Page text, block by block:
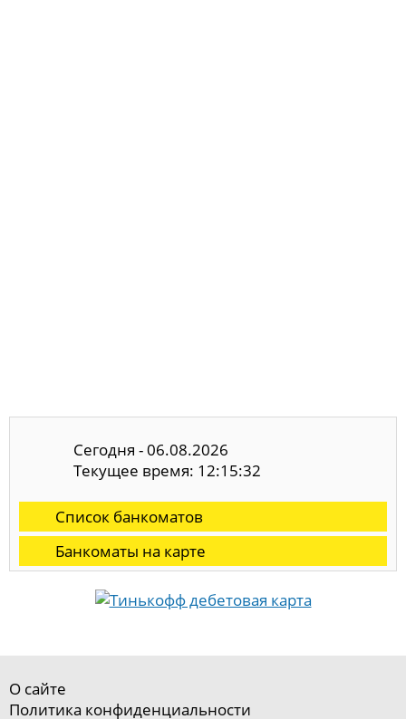
Сегодня - 06.08.2026
Текущее время: 12:15:32
Список банкоматов
Банкоматы на карте
О сайте
Политика конфиденциальности